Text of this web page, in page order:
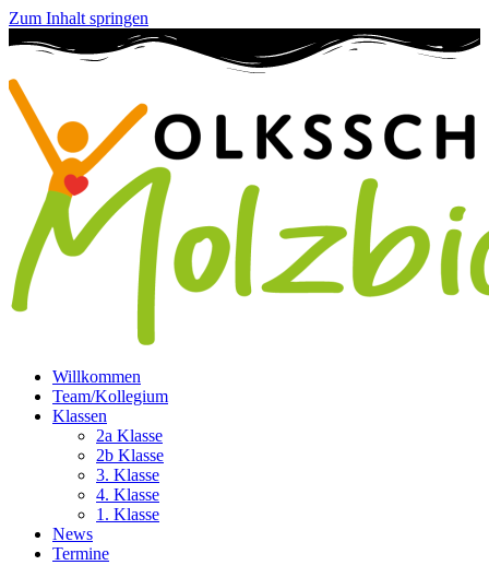
Zum Inhalt springen
Willkommen
Team/Kollegium
Klassen
2a Klasse
2b Klasse
3. Klasse
4. Klasse
1. Klasse
News
Termine